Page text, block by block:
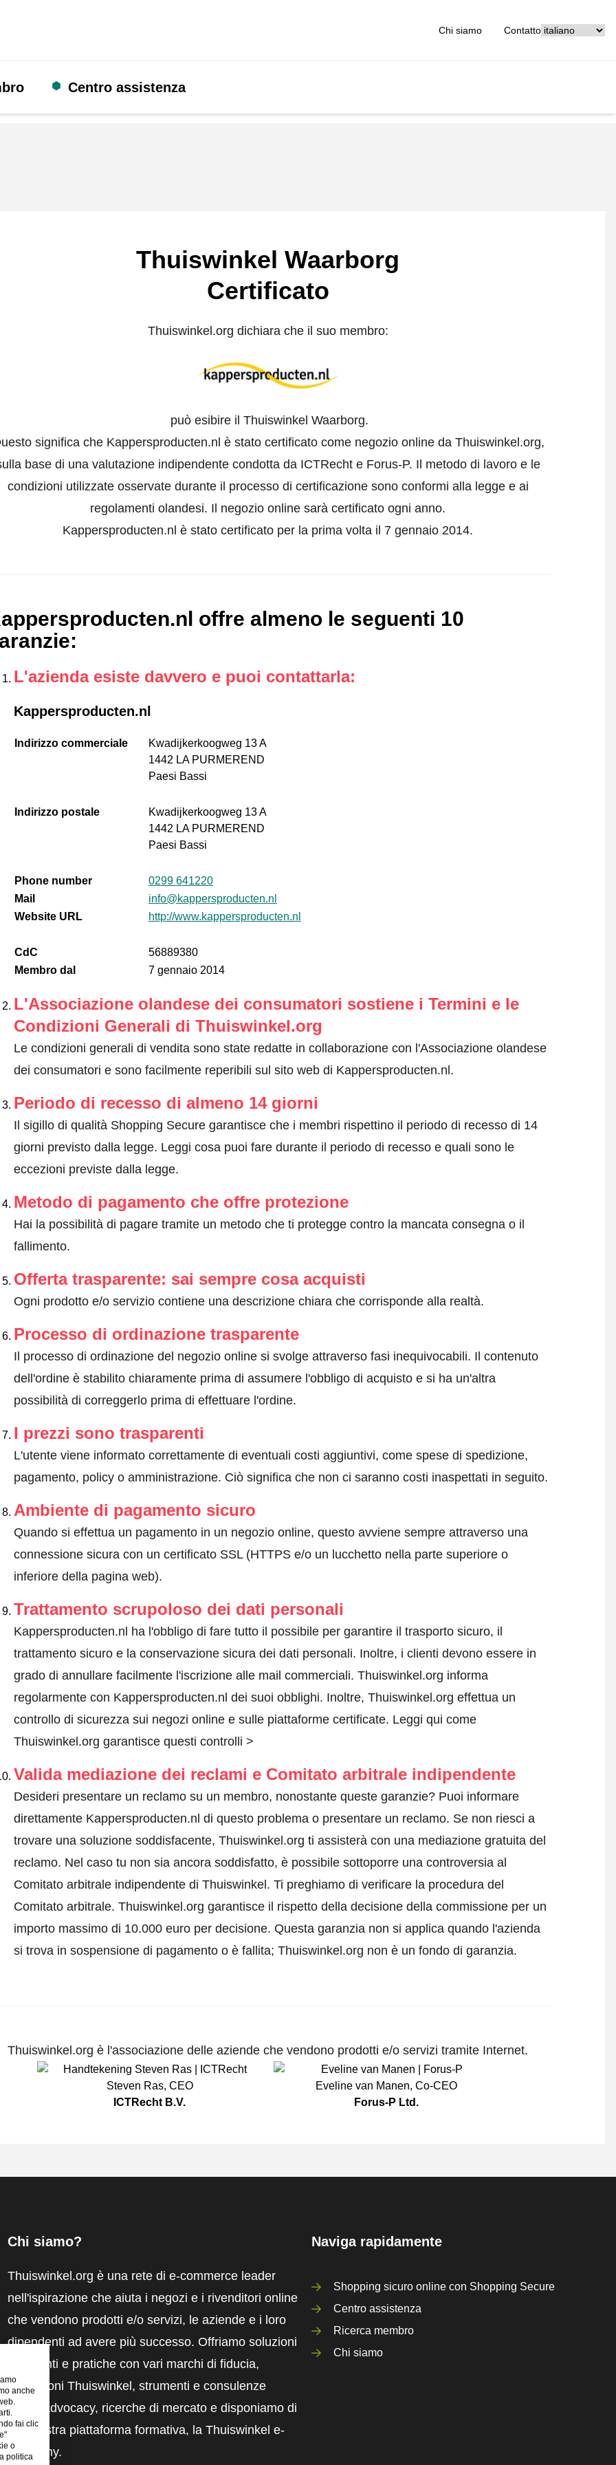
Chi siamo Contatto
Centro assistenza
Thuiswinkel Waarborg
Certificato
Thuiswinkel.org dichiara che il suo membro:
può esibire il Thuiswinkel Waarborg.
significa che Kappersproducten.nl è stato certificato come negozio online da Thuiswinkel.org,
base di una valutazione indipendente condotta da ICTRecht e Forus-P. Il metodo di lavoro e le
condizioni utilizzate osservate durante il processo di certificazione sono conformi alla legge e ai
regolamenti olandesi. Il negozio online sarà certificato ogni anno.
Kappersproducten.nl è stato certificato per la prima volta il 7 gennaio 2014.
offre almeno le seguenti 10
:
L'azienda esiste davvero e puoi contattarla:
Kappersproducten.nl
Indirizzo commerciale
Kwadijkerkoogweg 13 A
1442 LA PURMEREND
Paesi Bassi
Indirizzo postale
Kwadijkerkoogweg 13 A
1442 LA PURMEREND
Paesi Bassi
Phone number
0299 641220
Mail
info@kappersproducten.nl
Website URL
http://www.kappersproducten.nl
CdC
56889380
Membro dal
7 gennaio 2014
L'Associazione olandese dei consumatori sostiene i Termini e le
Condizioni Generali di Thuiswinkel.org
Le condizioni generali di vendita sono state redatte in collaborazione con l'Associazione olandese
dei consumatori e sono facilmente reperibili sul sito web di Kappersproducten.nl.
Periodo di recesso di almeno 14 giorni
Il sigillo di qualità Shopping Secure garantisce che i membri rispettino il periodo di recesso di 14
giorni previsto dalla legge. Leggi cosa puoi fare durante il periodo di recesso e quali sono le
eccezioni previste dalla legge.
Metodo di pagamento che offre protezione
Hai la possibilità di pagare tramite un metodo che ti protegge contro la mancata consegna o il
fallimento.
Offerta trasparente: sai sempre cosa acquisti
Ogni prodotto e/o servizio contiene una descrizione chiara che corrisponde alla realtà.
Processo di ordinazione trasparente
Il processo di ordinazione del negozio online si svolge attraverso fasi inequivocabili. Il contenuto
dell'ordine è stabilito chiaramente prima di assumere l'obbligo di acquisto e si ha un'altra
possibilità di correggerlo prima di effettuare l'ordine.
I prezzi sono trasparenti
L'utente viene informato correttamente di eventuali costi aggiuntivi, come spese di spedizione,
pagamento, policy o amministrazione. Ciò significa che non ci saranno costi inaspettati in seguito.
Ambiente di pagamento sicuro
Quando si effettua un pagamento in un negozio online, questo avviene sempre attraverso una
connessione sicura con un certificato SSL (HTTPS e/o un lucchetto nella parte superiore o
inferiore della pagina web).
Trattamento scrupoloso dei dati personali
Kappersproducten.nl ha l'obbligo di fare tutto il possibile per garantire il trasporto sicuro, il
trattamento sicuro e la conservazione sicura dei dati personali. Inoltre, i clienti devono essere in
grado di annullare facilmente l'iscrizione alle mail commerciali. Thuiswinkel.org informa
regolarmente con Kappersproducten.nl dei suoi obblighi. Inoltre, Thuiswinkel.org effettua un
controllo di sicurezza sui negozi online e sulle piattaforme certificate. Leggi qui come
Thuiswinkel.org garantisce questi controlli >
Valida mediazione dei reclami e Comitato arbitrale indipendente
Desideri presentare un reclamo su un membro, nonostante queste garanzie? Puoi informare
direttamente Kappersproducten.nl di questo problema o presentare un reclamo. Se non riesci a
trovare una soluzione soddisfacente, Thuiswinkel.org ti assisterà con una mediazione gratuita del
reclamo. Nel caso tu non sia ancora soddisfatto, è possibile sottoporre una controversia al
Comitato arbitrale indipendente di Thuiswinkel. Ti preghiamo di verificare la procedura del
Comitato arbitrale. Thuiswinkel.org garantisce il rispetto della decisione della commissione per un
importo massimo di 10.000 euro per decisione. Questa garanzia non si applica quando l'azienda
si trova in sospensione di pagamento o è fallita; Thuiswinkel.org non è un fondo di garanzia.
Thuiswinkel.org è l'associazione delle aziende che vendono prodotti e/o servizi tramite Internet.
Steven Ras, CEO
ICTRecht B.V.
Eveline van Manen, Co-CEO
Forus-P Ltd.
Chi siamo?
Thuiswinkel.org è una rete di e-commerce leader
nell'ispirazione che aiuta i negozi e i rivenditori online
che vendono prodotti e/o servizi, le aziende e i loro
dipendenti ad avere più successo. Offriamo soluzioni
pertinenti e pratiche con vari marchi di fiducia,
recensioni Thuiswinkel, strumenti e consulenze
legali, advocacy, ricerche di mercato e disponiamo di
una nostra piattaforma formativa, la Thuiswinkel e-
Academy.
Naviga rapidamente
Shopping sicuro online con Shopping Secure
Centro assistenza
Ricerca membro
Chi siamo
anche
fai clic
o
politica